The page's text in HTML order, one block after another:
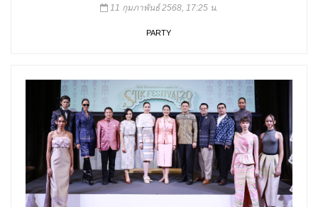
11 กุมภาพันธ์ 2568, 17:25 น.
PARTY